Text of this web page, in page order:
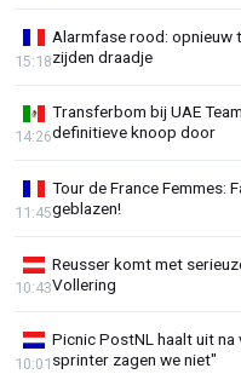
Alarmfase rood: opnieuw
zijden draadje
15:18
Transferbom bij UAE
definitieve knoop door
14:26
Tour de France Femmes:
geblazen!
11:45
Reusser komt met
Vollering
10:43
Picnic PostNL haalt uit
sprinter zagen we niet"
10:01